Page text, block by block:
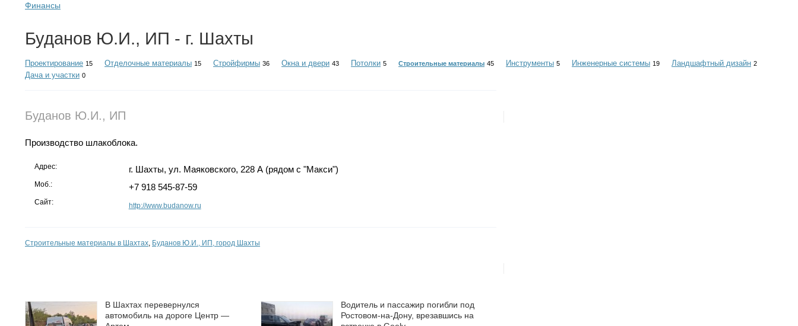
Финансы
Буданов Ю.И., ИП - г. Шахты
Проектирование 15 Отделочные материалы 15 Стройфирмы 36 Окна и двери 43 Потолки 5 Строительные материалы 45 Инструменты 5 Инженерные системы 19 Ландшафтный дизайн 2
Дача и участки 0
Буданов Ю.И., ИП
Производство шлакоблока.
Адрес: г. Шахты, ул. Маяковского, 228 А (рядом с "Макси")
Моб.: +7 918 545-87-59
Сайт: http://www.budanow.ru
Строительные материалы в Шахтах, Буданов Ю.И., ИП, город Шахты
В Шахтах перевернулся
автомобиль на дороге Центр —
Водитель и пассажир погибли под
Ростовом-на-Дону, врезавшись на